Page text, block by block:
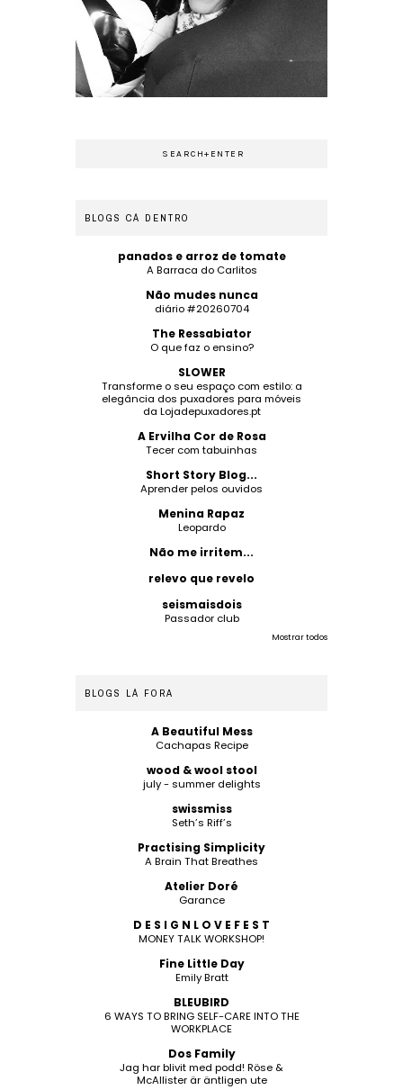
BLOGS CÁ DENTRO
panados e arroz de tomate
A Barraca do Carlitos
Não mudes nunca
diário #20260704
The Ressabiator
O que faz o ensino?
SLOWER
Transforme o seu espaço com estilo: a
elegância dos puxadores para móveis
da Lojadepuxadores.pt
A Ervilha Cor de Rosa
Tecer com tabuinhas
Short Story Blog...
Aprender pelos ouvidos
Menina Rapaz
Leopardo
Não me irritem...
relevo que revelo
seismaisdois
Passador club
Mostrar todos
BLOGS LÁ FORA
A Beautiful Mess
Cachapas Recipe
wood & wool stool
july - summer delights
swissmiss
Seth’s Riff’s
Practising Simplicity
A Brain That Breathes
Atelier Doré
Garance
D E S I G N L O V E F E S T
MONEY TALK WORKSHOP!
Fine Little Day
Emily Bratt
BLEUBIRD
6 WAYS TO BRING SELF-CARE INTO THE
WORKPLACE
Dos Family
Jag har blivit med podd! Röse &
McAllister är äntligen ute